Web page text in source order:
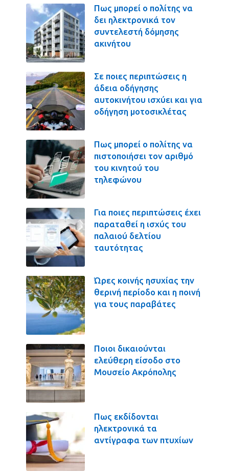
Πως μπορεί ο πολίτης να
δει ηλεκτρονικά τον
συντελεστή δόμησης
ακινήτου
Σε ποιες περιπτώσεις η
άδεια οδήγησης
αυτοκινήτου ισχύει και για
οδήγηση μοτοσικλέτας
Πως μπορεί ο πολίτης να
πιστοποιήσει τον αριθμό
του κινητού του
τηλεφώνου
Για ποιες περιπτώσεις έχει
παραταθεί η ισχύς του
παλαιού δελτίου
ταυτότητας
Ώρες κοινής ησυχίας την
θερινή περίοδο και η ποινή
για τους παραβάτες
Ποιοι δικαιούνται
ελεύθερη είσοδο στο
Μουσείο Ακρόπολης
Πως εκδίδονται
ηλεκτρονικά τα
αντίγραφα των πτυχίων